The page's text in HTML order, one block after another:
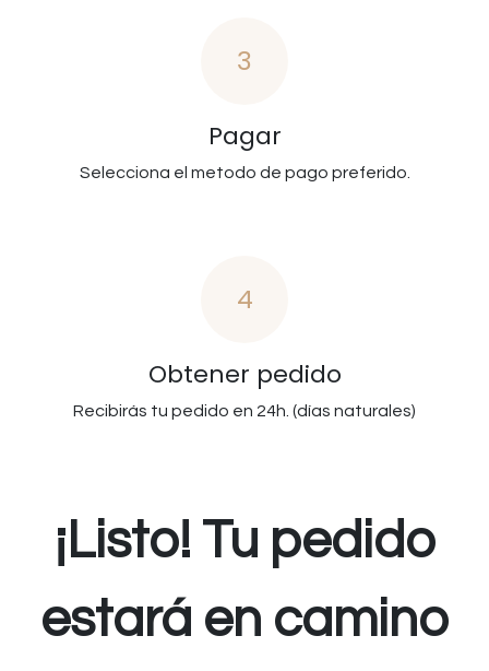
3
Pagar
Selecciona el metodo de pago preferido.
4
Obtener pedido
Recibirás tu pedido en 24h. (días naturales)
¡Listo! Tu pedido
estará en camino